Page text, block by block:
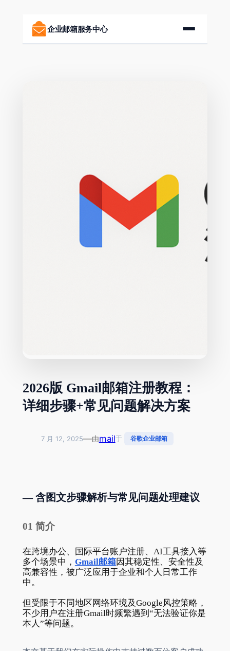
企业邮箱服务中心
2026版 Gmail邮箱注册教程：
详细步骤+常见问题解决方案
7 月 12, 2025—由mail于 谷歌企业邮箱
— 含图文步骤解析与常见问题处理建议
01 简介
在跨境办公、国际平台账户注册、AI工具接入等
多个场景中， Gmail邮箱因其稳定性、安全性及
高兼容性，被广泛应用于企业和个人日常工作
中。
但受限于不同地区网络环境及Google风控策略，
不少用户在注册Gmail时频繁遇到“无法验证你是
本人”等问题。